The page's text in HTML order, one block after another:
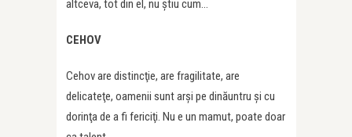
altceva, tot din el, nu ştiu cum…
CEHOV
Cehov are distincţie, are fragilitate, are
delicateţe, oamenii sunt arşi pe dinăuntru şi cu
dorinţa de a fi fericiţi. Nu e un mamut, poate doar